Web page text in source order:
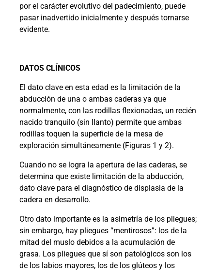
por el carácter evolutivo del padecimiento, puede
pasar inadvertido inicialmente y después tornarse
evidente.
DATOS CLÍNICOS
El dato clave en esta edad es la limitación de la
abducción de una o ambas caderas ya que
normalmente, con las rodillas flexionadas, un recién
nacido tranquilo (sin llanto) permite que ambas
rodillas toquen la superficie de la mesa de
exploración simultáneamente (Figuras 1 y 2).
Cuando no se logra la apertura de las caderas, se
determina que existe limitación de la abducción,
dato clave para el diagnóstico de displasia de la
cadera en desarrollo.
Otro dato importante es la asimetría de los pliegues;
sin embargo, hay pliegues “mentirosos”: los de la
mitad del muslo debidos a la acumulación de
grasa. Los pliegues que sí son patológicos son los
de los labios mayores, los de los glúteos y los